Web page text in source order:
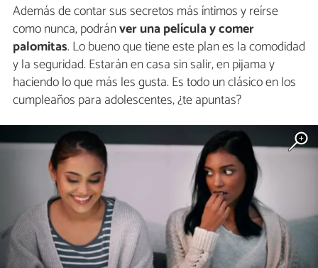
Además de contar sus secretos más íntimos y reírse
como nunca, podránver una película y comer
palomitas. Lo bueno que tiene este plan es la comodidad
y la seguridad. Estarán en casa sin salir, en pijama y
haciendo lo que más les gusta. Es todo un clásico en los
cumpleaños para adolescentes, ¿te apuntas?